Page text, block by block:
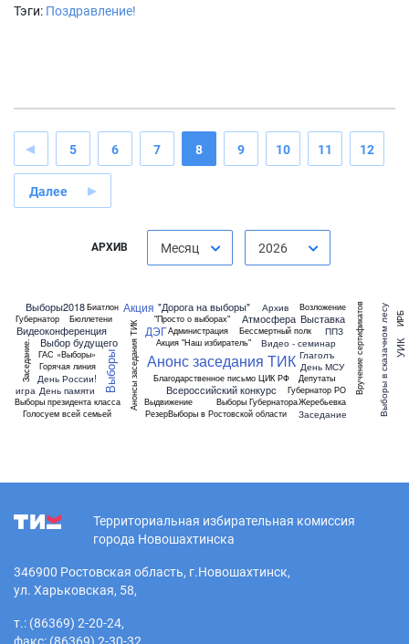
Тэги: Поздравление!
5 6 7 8 9 10 11 12
Далее
АРХИВ Месяц 2026
"Дорога на выборы"
"Просто о выборах"
Администрация
Акция
Акция "Наш избиратель"
Анонс заседания ТИК
Анонсы заседания ТИК
Архив
Атмосфера
Бессмертный полк
Биатлон
Благодарственное письмо ЦИК РФ
Бюллетени
Видео - семинар
Видеоконференция
Возложение Вручение сертификатов
Всероссийский конкурс
Выбор будущего
Выборы
Выборы Губернатора
Выборы в Ростовской области
Выборы в сказачном лесу
Выборы президента класса
Выборы2018
Выдвижение
Выставка
ГАС «Выборы» Глаголъ
Голосуем всей семьей
Горячая линия
Губернатор
Губернатор РО
ДЭГ
День МСУ
День России!
День памяти
Депутаты
Жеребьевка
Заседание
Заседание.
ИРБ
ППЗ
Резер
УИК
игра
Территориальная избирательная комиссия
города Новошахтинска
346900 Ростовская область, г.Новошахтинск,
ул. Харьковская, 58,
т.: (86369) 2-20-24,